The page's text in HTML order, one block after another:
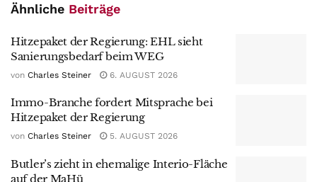
Ähnliche Beiträge
Hitzepaket der Regierung: EHL sieht
Sanierungsbedarf beim WEG
von Charles Steiner 6. AUGUST 2026
Immo-Branche fordert Mitsprache bei
Hitzepaket der Regierung
von Charles Steiner 5. AUGUST 2026
Butler’s zieht in ehemalige Interio-Fläche
auf der MaHü